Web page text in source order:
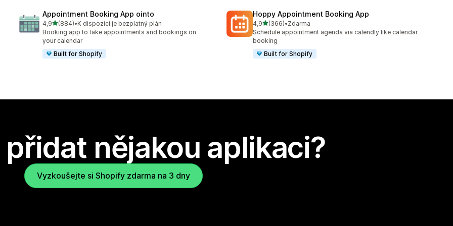
Appointment Booking App ointo
4,9z 5 hvězd
(884)
Celkový počet recenzí: 884
•K dispozici je bezplatný plán
Booking app to take appointments and bookings on
your calendar
Built for Shopify
Hoppy Appointment Booking App
4,9z 5 hvězd
(366)
Celkový počet recenzí: 366
•Zdarma
Schedule appointment agenda via calendly like calendar
booking
Built for Shopify
nějakou aplikaci?
Vyzkoušejte si Shopify zdarma na 3 dny